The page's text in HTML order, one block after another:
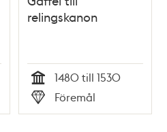
relingskanon
Tid
1480 till 1530
Typ
Föremål